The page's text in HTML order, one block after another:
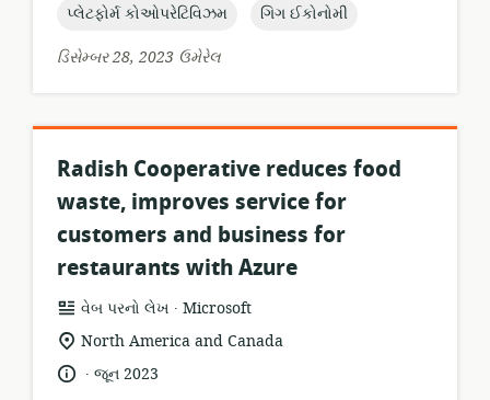
topic:
પ્લેટફોર્મ કોઓપરેટિવિઝમ topic:
ગિગ ઈકોનોમી
ડિસેમ્બર 28, 2023 ઉમેરેલ
Radish Cooperative reduces food
waste, improves service for
customers and business for
restaurants with Azure
સંસાધન
બંધારણ:
વેબ પરનો લેખ .
પ્રકાશક:
Microsoft
સુસંગતતા
North America and Canada
ભાષા:.
પ્રકાશન
જૂન 2023